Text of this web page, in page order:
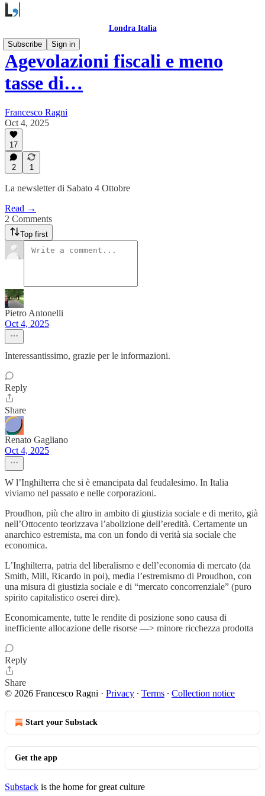
Londra Italia
Subscribe
Sign in
Agevolazioni fiscali e meno
tasse di…
Francesco Ragni
Oct 4, 2025
17
2 1
La newsletter di Sabato 4 Ottobre
Read →
2 Comments
Top first
Pietro Antonelli
Oct 4, 2025
Interessantissimo, grazie per le informazioni.
Reply
Share
Renato Gagliano
Oct 4, 2025
W l’Inghilterra che si è emancipata dal feudalesimo. In Italia
viviamo nel passato e nelle corporazioni.
Proudhon, più che altro in ambito di giustizia sociale e di merito, già
nell’Ottocento teorizzava l’abolizione dell’eredità. Certamente un
anarchico estremista, ma con un fondo di verità sia sociale che
economica.
L’Inghilterra, patria del liberalismo e dell’economia di mercato (da
Smith, Mill, Ricardo in poi), media l’estremismo di Proudhon, con
una misura di giustizia sociale e di “mercato concorrenziale” (puro
spirito capitalistico oserei dire).
Economicamente, tutte le rendite di posizione sono causa di
inefficiente allocazione delle risorse —> minore ricchezza prodotta
Reply
Share
© 2026 Francesco Ragni · Privacy ∙ Terms ∙ Collection notice
Start your Substack
Get the app
Substack is the home for great culture